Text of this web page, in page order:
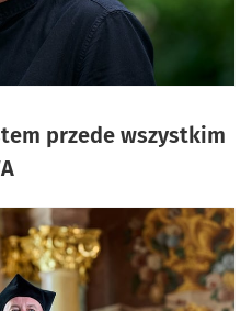
przede wszystkim